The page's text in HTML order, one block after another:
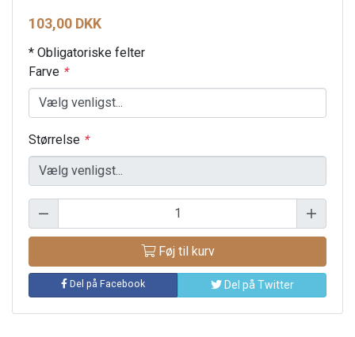
103,00 DKK
* Obligatoriske felter
Farve *
Størrelse *
Føj til kurv
Del på Facebook Del på Twitter